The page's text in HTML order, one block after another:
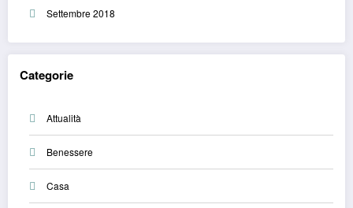
Settembre 2018
Categorie
Attualità
Benessere
Casa